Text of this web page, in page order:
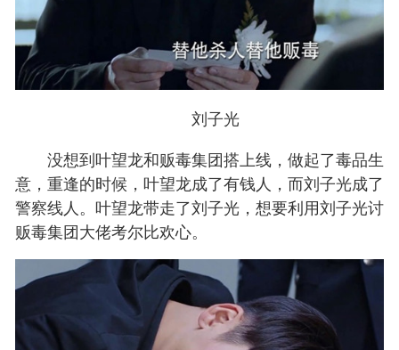
刘子光
没想到叶望龙和贩毒集团搭上线，做起了毒品生
意，重逢的时候，叶望龙成了有钱人，而刘子光成了
警察线人。叶望龙带走了刘子光，想要利用刘子光讨
贩毒集团大佬考尔比欢心。